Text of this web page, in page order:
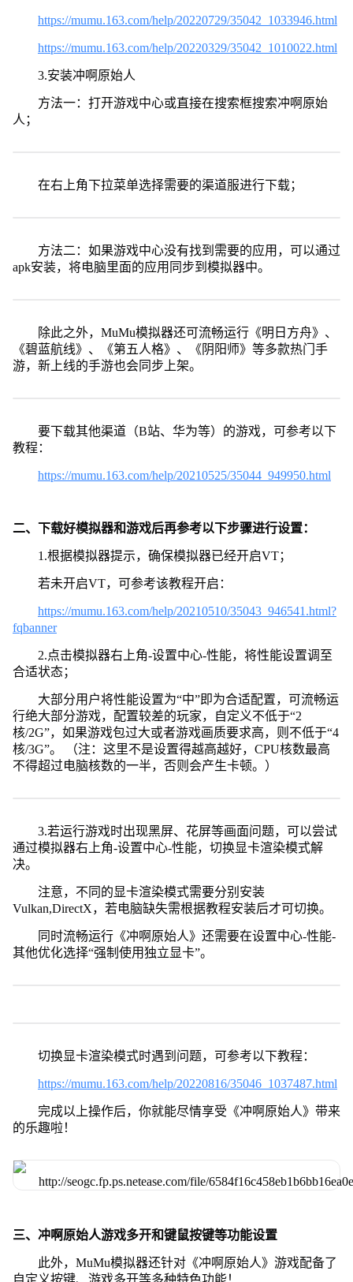
https://mumu.163.com/help/20220729/35042_1033946.html
https://mumu.163.com/help/20220329/35042_1010022.html
3.安装冲啊原始人
方法一：打开游戏中心或直接在搜索框搜索冲啊原始
人；
在右上角下拉菜单选择需要的渠道服进行下载；
方法二：如果游戏中心没有找到需要的应用，可以通过
apk安装，将电脑里面的应用同步到模拟器中。
除此之外，MuMu模拟器还可流畅运行《明日方舟》、
《碧蓝航线》、《第五人格》、《阴阳师》等多款热门手
游，新上线的手游也会同步上架。
要下载其他渠道（B站、华为等）的游戏，可参考以下
教程：
https://mumu.163.com/help/20210525/35044_949950.html
二、下载好模拟器和游戏后再参考以下步骤进行设置：
1.根据模拟器提示，确保模拟器已经开启VT；
若未开启VT，可参考该教程开启：
https://mumu.163.com/help/20210510/35043_946541.html?
fqbanner
2.点击模拟器右上角-设置中心-性能，将性能设置调至
合适状态；
大部分用户将性能设置为“中”即为合适配置，可流畅运
行绝大部分游戏，配置较差的玩家，自定义不低于“2
核/2G”，如果游戏包过大或者游戏画质要求高，则不低于“4
核/3G”。 （注：这里不是设置得越高越好，CPU核数最高
不得超过电脑核数的一半，否则会产生卡顿。）
3.若运行游戏时出现黑屏、花屏等画面问题，可以尝试
通过模拟器右上角-设置中心-性能，切换显卡渲染模式解
决。
注意，不同的显卡渲染模式需要分别安装
Vulkan,DirectX，若电脑缺失需根据教程安装后才可切换。
同时流畅运行《冲啊原始人》还需要在设置中心-性能-
其他优化选择“强制使用独立显卡”。
切换显卡渲染模式时遇到问题，可参考以下教程：
https://mumu.163.com/help/20220816/35046_1037487.html
完成以上操作后，你就能尽情享受《冲啊原始人》带来
的乐趣啦！
三、冲啊原始人游戏多开和键鼠按键等功能设置
此外，MuMu模拟器还针对《冲啊原始人》游戏配备了
自定义按键、游戏多开等多种特色功能！